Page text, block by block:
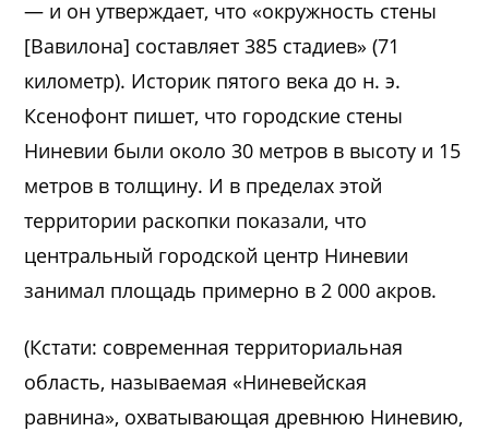
— и он утверждает, что «окружность стены
[Вавилона] составляет 385 стадиев» (71
километр). Историк пятого века до н. э.
Ксенофонт пишет, что городские стены
Ниневии были около 30 метров в высоту и 15
метров в толщину. И в пределах этой
территории раскопки показали, что
центральный городской центр Ниневии
занимал площадь примерно в 2 000 акров.
(Кстати: современная территориальная
область, называемая «Ниневейская
равнина», охватывающая древнюю Ниневию,